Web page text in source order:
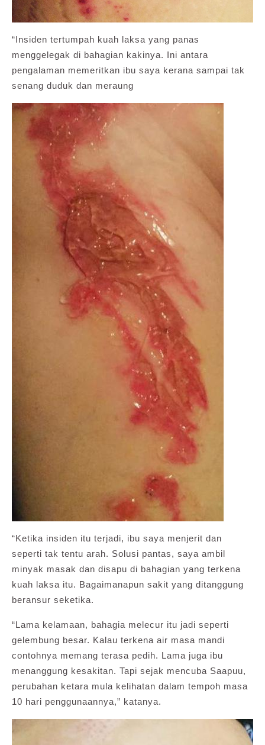
“Insiden tertumpah kuah laksa yang panas
menggelegak di bahagian kakinya. Ini antara
pengalaman memeritkan ibu saya kerana sampai tak
senang duduk dan meraung
“Ketika insiden itu terjadi, ibu saya menjerit dan
seperti tak tentu arah. Solusi pantas, saya ambil
minyak masak dan disapu di bahagian yang terkena
kuah laksa itu. Bagaimanapun sakit yang ditanggung
beransur seketika.
“Lama kelamaan, bahagia melecur itu jadi seperti
gelembung besar. Kalau terkena air masa mandi
contohnya memang terasa pedih. Lama juga ibu
menanggung kesakitan. Tapi sejak mencuba Saapuu,
perubahan ketara mula kelihatan dalam tempoh masa
10 hari penggunaannya,” katanya.